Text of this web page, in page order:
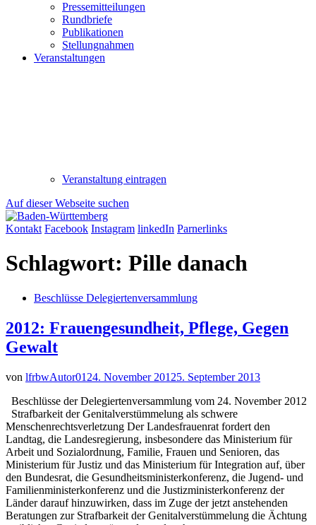
Pressemitteilungen
Rundbriefe
Publikationen
Stellungnahmen
Veranstaltungen
Veranstaltung eintragen
Auf dieser Webseite suchen
Kontakt Facebook Instagram linkedIn Parnerlinks
Schlagwort: Pille danach
Beschlüsse Delegiertenversammlung
2012: Frauengesundheit, Pflege, Gegen
Gewalt
von lfrbwAutor01 24. November 20125. September 2013
Beschlüsse der Delegiertenversammlung vom 24. November 2012
Strafbarkeit der Genitalverstümmelung als schwere
Menschenrechtsverletzung Der Landesfrauenrat fordert den
Landtag, die Landesregierung, insbesondere das Ministerium für
Arbeit und Sozialordnung, Familie, Frauen und Senioren, das
Ministerium für Justiz und das Ministerium für Integration auf, über
den Bundesrat, die Gesundheitsministerkonferenz, die Jugend- und
Familienministerkonferenz und die Justizministerkonferenz der
Länder darauf hinzuwirken, dass im Zuge der jetzt anstehenden
Beratungen zur Strafbarkeit der Genitalverstümmelung die Ächtung